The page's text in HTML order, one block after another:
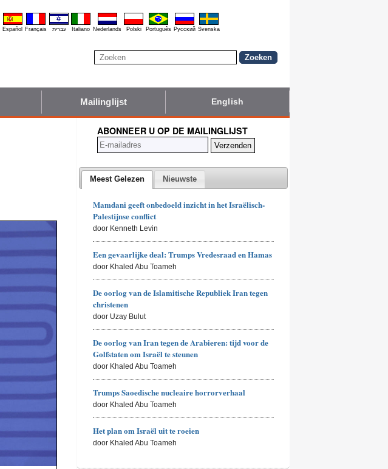
Español Français עברית Italiano Nederlands Polski Português Pyccĸий Svenska
Mailinglijst English
ABONNEER U OP DE MAILINGLIJST
Meest Gelezen Nieuwste
Mamdani geeft onbedoeld inzicht in het Israëlisch-
Palestijnse conflict
door Kenneth Levin
Een gevaarlijke deal: Trumps Vredesraad en Hamas
door Khaled Abu Toameh
De oorlog van de Islamitische Republiek Iran tegen
christenen
door Uzay Bulut
De oorlog van Iran tegen de Arabieren: tijd voor de
Golfstaten om Israël te steunen
door Khaled Abu Toameh
Trumps Saoedische nucleaire horrorverhaal
door Khaled Abu Toameh
Het plan om Israël uit te roeien
door Khaled Abu Toameh